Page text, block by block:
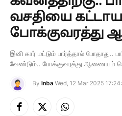
வசதியை
போக்குவரத்து
இனி கார் மட்டும் பார்த்தால் போதாது..
வேண்டும்.. போக்குவரத்து ஆணையம்
By Inba Wed, 12 Mar 2025
Facebook
X
Instagram